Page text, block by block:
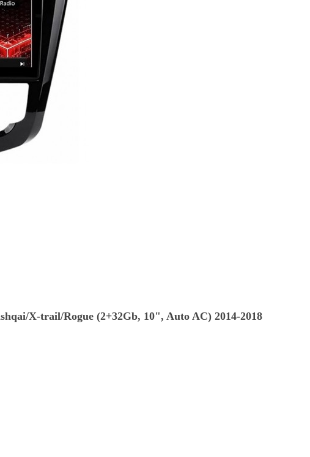
X-trail/Rogue (2+32Gb, 10", Auto AC) 2014-2018